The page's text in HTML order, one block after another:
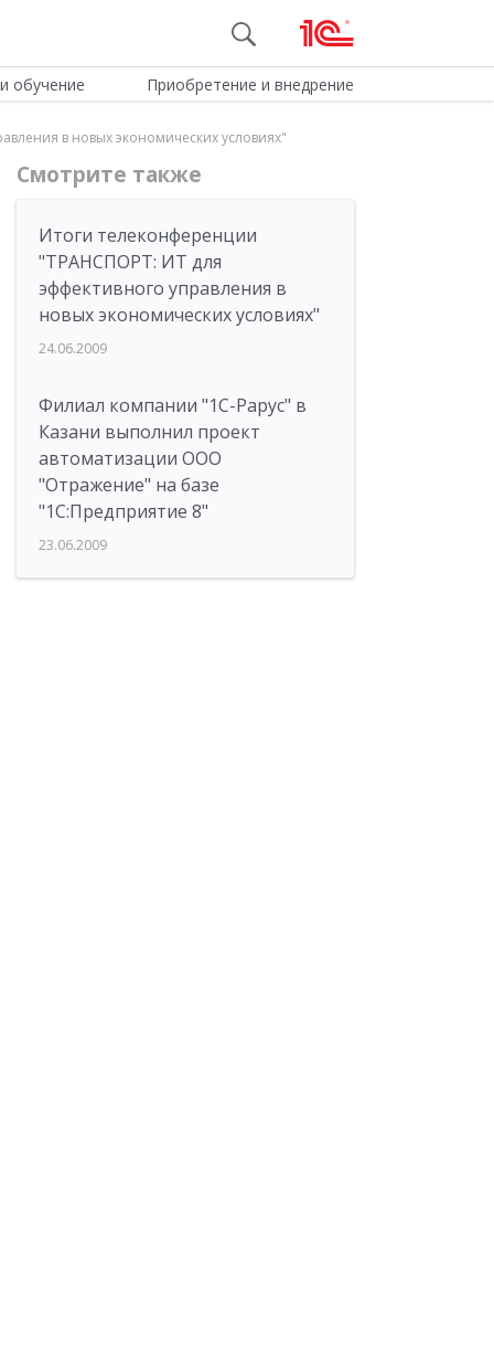
обучение Приобретение и внедрение
в новых экономических условиях"
Смотрите также
Итоги телеконференции
"ТРАНСПОРТ: ИТ для
эффективного управления в
новых экономических условиях"
24.06.2009
Филиал компании "1С-Рарус" в
Казани выполнил проект
автоматизации ООО
"Отражение" на базе
"1С:Предприятие 8"
23.06.2009